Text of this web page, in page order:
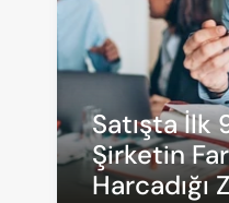
Satışta İlk
Şirketin
Harcadığı